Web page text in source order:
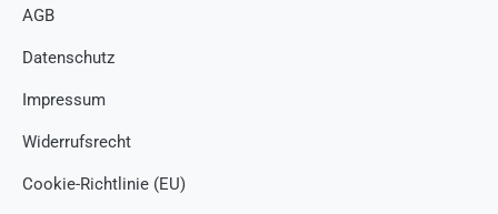
AGB
Datenschutz
Impressum
Widerrufsrecht
Cookie-Richtlinie (EU)